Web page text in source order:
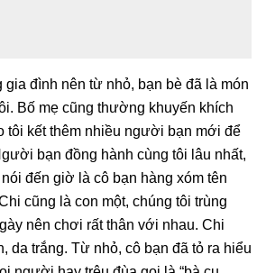
gia đình nên từ nhỏ, bạn bè đã là món
Bố mẹ cũng thường khuyến khích
tôi kết thêm nhiều người bạn mới để
bạn đồng hành cùng tôi lâu nhất,
đến giờ là cô bạn hàng xóm tên
cũng là con một, chúng tôi trùng
nên chơi rất thân với nhau. Chi
da trắng. Từ nhỏ, cô bạn đã tỏ ra hiểu